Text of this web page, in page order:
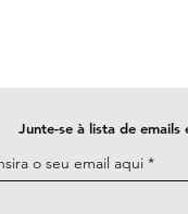
Junte-se à lista de emails
o seu email aqui